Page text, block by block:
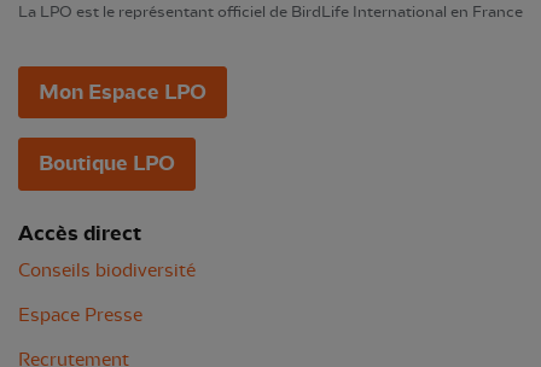
La LPO est le représentant officiel de BirdLife International en France
Mon Espace LPO
Boutique LPO
Accès direct
Conseils biodiversité
Espace Presse
Recrutement